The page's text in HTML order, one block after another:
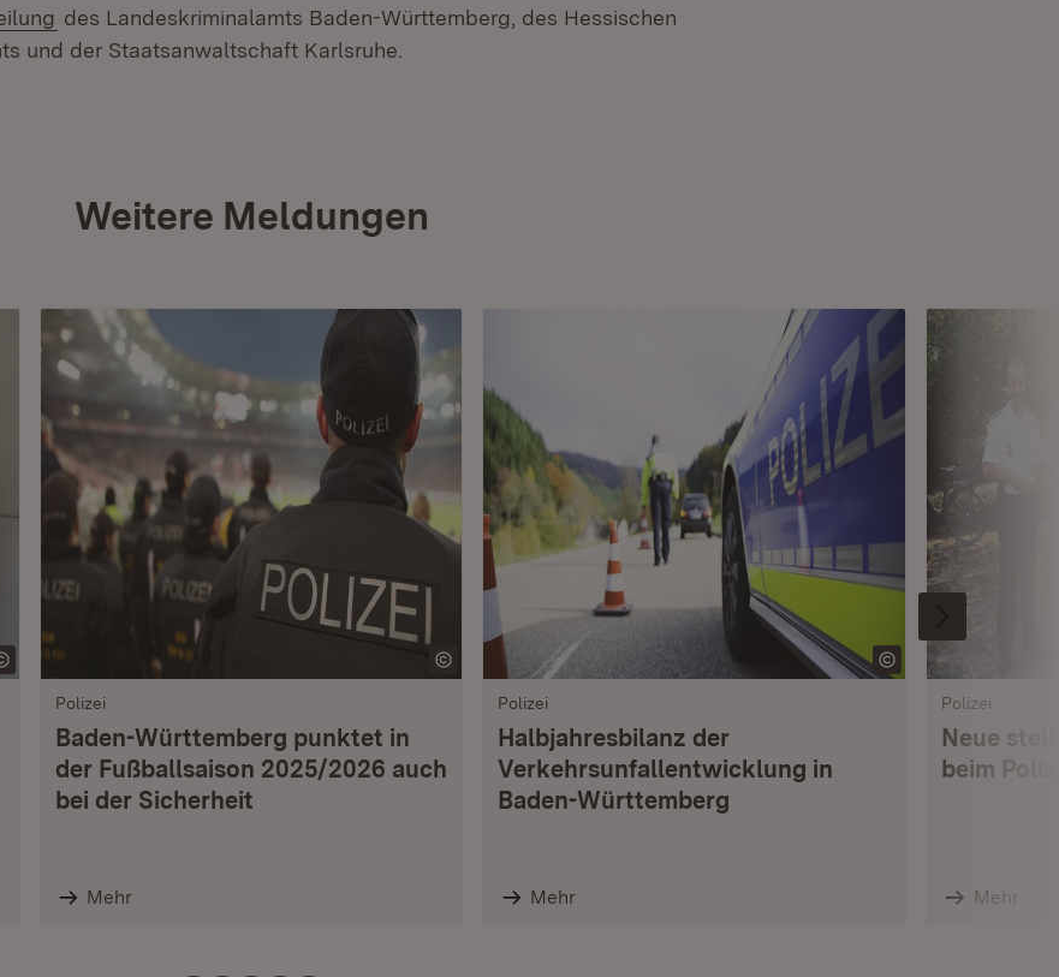
(Öffnet in neuem Fenster)
des Landeskriminalamts Baden-Württemberg, des Hessischen
und der Staatsanwaltschaft Karlsruhe.
Weitere Meldungen
Polizei
Baden-Württemberg punktet in
der Fußballsaison 2025/2026 auch
bei der Sicherheit
Mehr
Polizei
Halbjahresbilanz der
Verkehrsunfallentwicklung in
Baden-Württemberg
Mehr
Polizei
Neue
beim
Mehr